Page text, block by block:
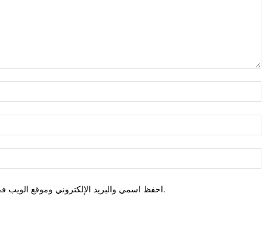
احفظ اسمي والبريد الإلكتروني وموقع الويب في هذا المتصفح للمرة الأولى التي أعلق فيها.